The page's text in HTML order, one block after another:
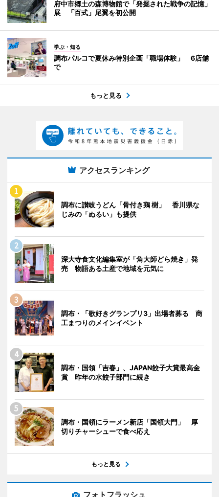
府中市郷土の森博物館で「発掘された戦争の記憶」
展 「百式」尾翼を初公開
学ぶ・知る
調布パルコで夏休み特別企画「職場体験」 6店舗
で
もっと見る
アクセスランキング
調布に讃岐うどん「骨付き鶏 樹」 香川県な
じみの「ぬるい」も提供
深大寺食文化編集室が「角大師どら焼き」発
売 物語ある土産で地域を元気に
調布・「歌好きグランプリ3」出場者募る 商
工まつりのメインイベント
調布・国領「吉春」、JAPAN餃子大賞最高金
賞 昨年の水餃子部門に続き
調布・国領にラーメン新店「国領大門」 厚
切りチャーシューで食べ応え
もっと見る
フォトフラッシュ